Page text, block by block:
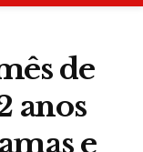
de
anos
e